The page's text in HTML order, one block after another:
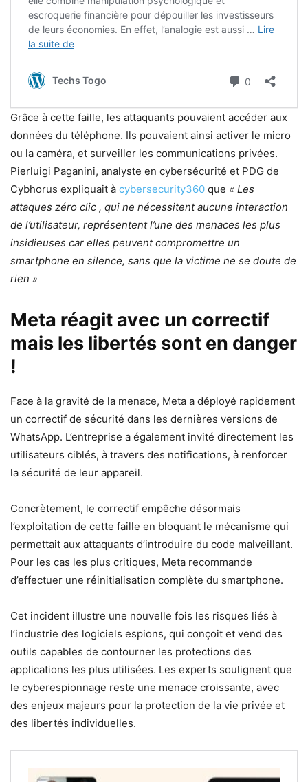
Grâce à cette faille, les attaquants pouvaient accéder aux
données du téléphone. Ils pouvaient ainsi activer le micro
ou la caméra, et surveiller les communications privées.
Pierluigi Paganini, analyste en cybersécurité et PDG de
Cybhorus expliquait à cybersecurity360 que « Les
attaques zéro clic , qui ne nécessitent aucune interaction
de l’utilisateur, représentent l’une des menaces les plus
insidieuses car elles peuvent compromettre un
smartphone en silence, sans que la victime ne se doute de
rien »
Meta réagit avec un correctif
mais les libertés sont en danger
!
Face à la gravité de la menace, Meta a déployé rapidement
un correctif de sécurité dans les dernières versions de
WhatsApp. L’entreprise a également invité directement les
utilisateurs ciblés, à travers des notifications, à renforcer
la sécurité de leur appareil.
Concrètement, le correctif empêche désormais
l’exploitation de cette faille en bloquant le mécanisme qui
permettait aux attaquants d’introduire du code malveillant.
Pour les cas les plus critiques, Meta recommande
d’effectuer une réinitialisation complète du smartphone.
Cet incident illustre une nouvelle fois les risques liés à
l’industrie des logiciels espions, qui conçoit et vend des
outils capables de contourner les protections des
applications les plus utilisées. Les experts soulignent que
le cyberespionnage reste une menace croissante, avec
des enjeux majeurs pour la protection de la vie privée et
des libertés individuelles.